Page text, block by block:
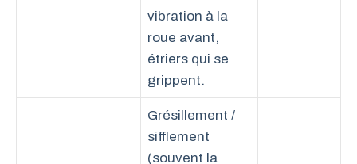
vibration à la
roue avant,
étriers qui se
grippent.
Grésillement /
sifflement
(souvent la